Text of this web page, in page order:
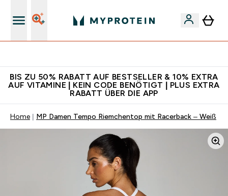
BIS ZU 50% RABATT AUF BESTSELLER & 10% EXTRA
AUF VITAMINE | KEIN CODE BENÖTIGT | PLUS EXTRA
RABATT ÜBER DIE APP
Home MP Damen Tempo Riemchentop mit Racerback – Weiß